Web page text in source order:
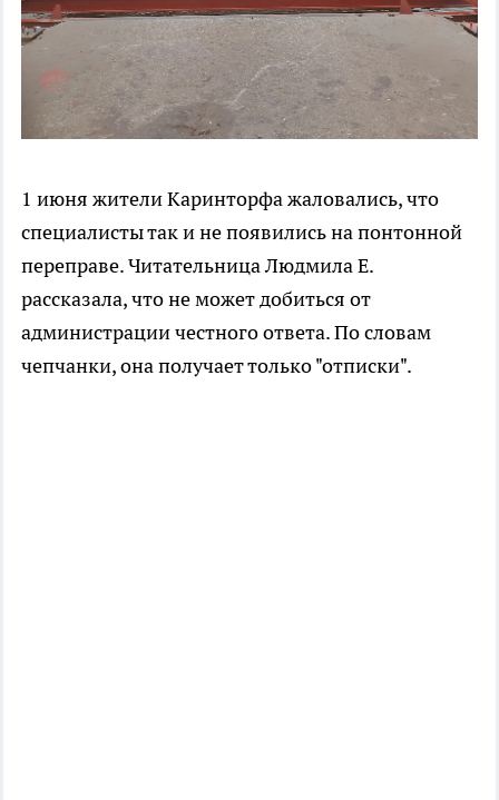
1 июня жители Каринторфа жаловались, что
специалисты так и не появились на понтонной
переправе. Читательница Людмила Е.
рассказала, что не может добиться от
администрации честного ответа. По словам
чепчанки, она получает только "отписки".